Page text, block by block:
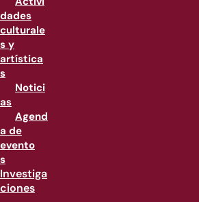
dades
culturale
s y
artística
s
Notici
as
Agend
a de
evento
s
Investiga
ciones